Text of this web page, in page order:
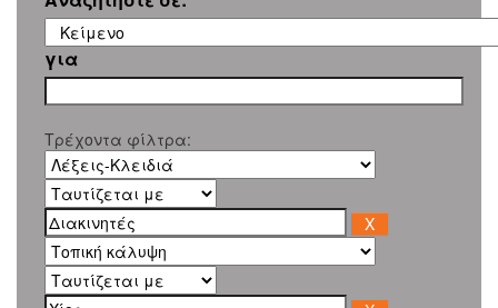
για
Τρέχοντα φίλτρα: